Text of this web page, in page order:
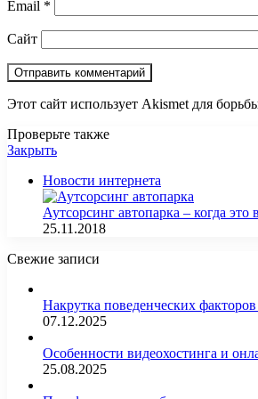
Email *
Сайт
Этот сайт использует Akismet для
Проверьте также
Закрыть
Новости интернета
Аутсорсинг автопарка – когда
25.11.2018
Свежие записи
Накрутка поведенческих
07.12.2025
Особенности видеохостинга и
25.08.2025